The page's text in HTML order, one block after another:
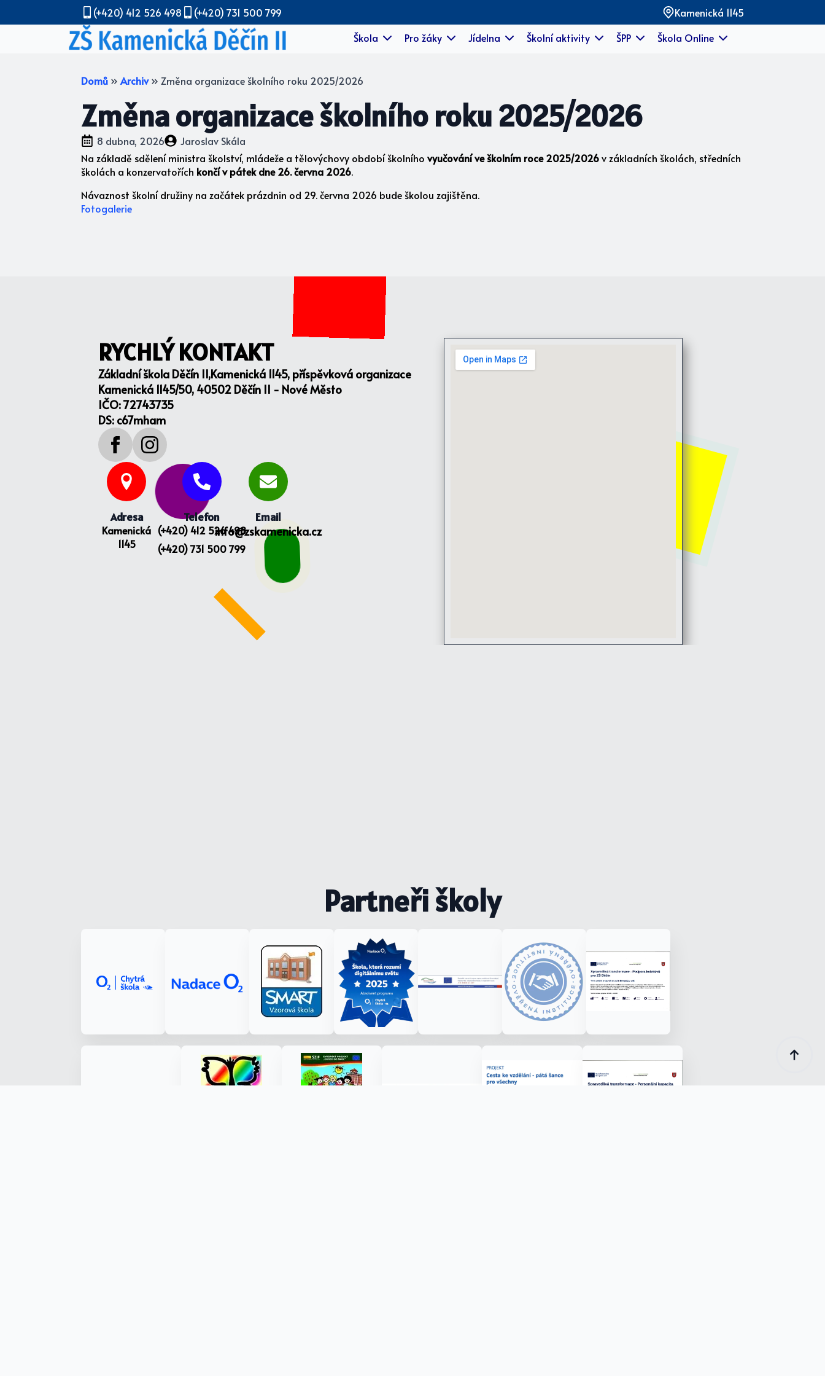
(+420) 412 526 498 (+420) 731 500 799
Kamenická 1145
Škola
Pro žáky Jídelna Školní aktivity ŠPP Škola Online
Domů » Archiv » Změna organizace školního roku 2025/2026
Změna organizace školního roku 2025/2026
8 dubna, 2026
Jaroslav Skála
Na základě sdělení ministra školství, mládeže a tělovýchovy období školního vyučování veškolním roce 2025/2026v základních školách, středních
školách a konzervatořích končí v pátek dne 26. června 2026.
Návaznost školní družiny na začátek prázdnin od 29. června 2026 bude školou zajištěna.
Fotogalerie
RYCHLÝ KONTAKT
Základní škola Děčín II,Kamenická 1145, příspěvková organizace
Kamenická 1145/50, 40502 Děčín II - Nové Město
IČO: 72743735
DS: c67mham
Adresa
Kamenická
1145
Telefon
(+420) 412 526 498
(+420) 731 500 799
Email
info@zskamenicka.cz
Partneři školy